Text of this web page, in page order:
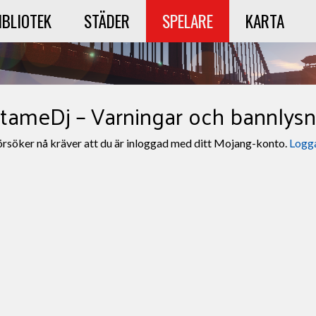
STÄDER SPELARE KARTA
– Varningar och
nå kräver att du är inloggad med ditt Mojang-konto.